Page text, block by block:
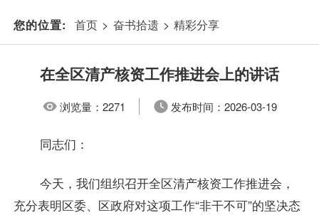
您的位置: 首页 > 奋书拾遗 > 精彩分享
在全区清产核资工作推进会上的讲话
浏览量：2271 发布时间： 2026-03-19
同志们：
今天，我们组织召开全区清产核资工作推进会，
充分表明区委、区政府对这项工作“非干不可”的坚决态